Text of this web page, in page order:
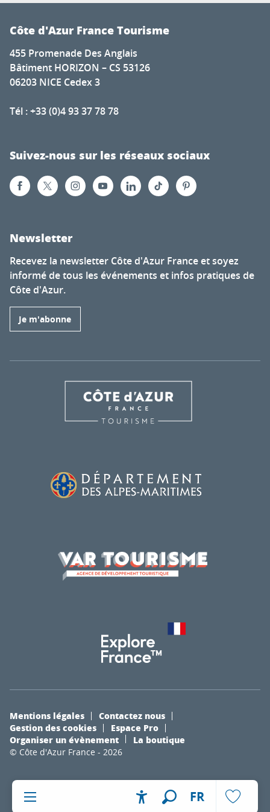
FR
Côte d'Azur France Tourisme
455 Promenade Des Anglais
Bâtiment HORIZON – CS 53126
06203 NICE Cedex 3
Tél : +33 (0)4 93 37 78 78
Suivez-nous sur les réseaux sociaux
Newsletter
Recevez la newsletter Côte d'Azur France et soyez
informé de tous les événements et infos pratiques de
Côte d'Azur.
Je m'abonne
© Côte d'Azur France - 2026
Mentions légales
Contactez nous
Gestion des cookies
Espace Pro
Organiser un évènement
La boutique